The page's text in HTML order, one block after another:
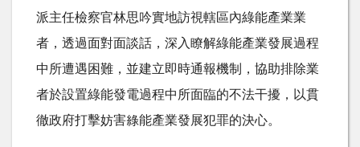
派主任檢察官林思吟實地訪視轄區內綠能產業業
者，透過面對面談話，深入瞭解綠能產業發展過程
中所遭遇困難，並建立即時通報機制，協助排除業
者於設置綠能發電過程中所面臨的不法干擾，以貫
徹政府打擊妨害綠能產業發展犯罪的決心。